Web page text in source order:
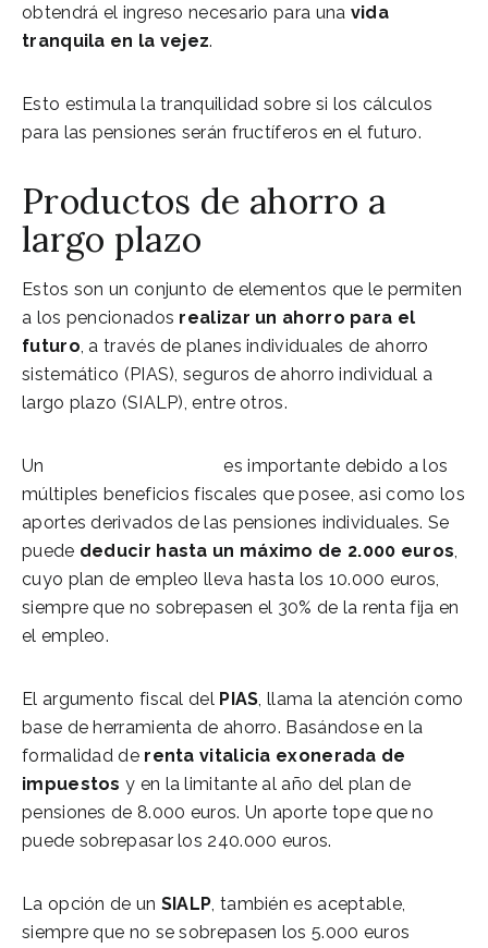
obtendrá el ingreso necesario para una vida
tranquila en la vejez.
Esto estimula la tranquilidad sobre si los cálculos
para las pensiones serán fructíferos en el futuro.
Productos de ahorro a
largo plazo
Estos son un conjunto de elementos que le permiten
a los pencionados realizar un ahorro para el
futuro, a través de planes individuales de ahorro
sistemático (PIAS), seguros de ahorro individual a
largo plazo (SIALP), entre otros.
Un
es importante debido a los
múltiples beneficios fiscales que posee, asi como los
aportes derivados de las pensiones individuales. Se
puede deducir hasta un máximo de 2.000 euros,
cuyo plan de empleo lleva hasta los 10.000 euros,
siempre que no sobrepasen el 30% de la renta fija en
el empleo.
El argumento fiscal del PIAS, llama la atención como
base de herramienta de ahorro. Basándose en la
formalidad de renta vitalicia exonerada de
impuestos y en la limitante al año del plan de
pensiones de 8.000 euros. Un aporte tope que no
puede sobrepasar los 240.000 euros.
La opción de un SIALP, también es aceptable,
siempre que no se sobrepasen los 5.000 euros